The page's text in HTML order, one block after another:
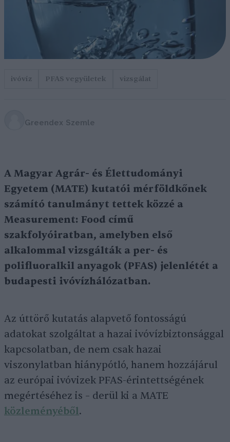
ivóvíz PFAS vegyületek vizsgálat
Greendex Szemle
A Magyar Agrár- és Élettudományi
Egyetem (MATE) kutatói mérföldkőnek
számító tanulmányt tettek közzé a
Measurement: Food című
szakfolyóiratban, amelyben első
alkalommal vizsgálták a per- és
polifluoralkil anyagok (PFAS) jelenlétét a
budapesti ivóvízhálózatban.
Az úttörő kutatás alapvető fontosságú
adatokat szolgáltat a hazai ivóvízbiztonsággal
kapcsolatban, de nem csak hazai
viszonylatban hiánypótló, hanem hozzájárul
az európai ivóvizek PFAS-érintettségének
megértéséhez is – derül ki a MATE
közleményéből.